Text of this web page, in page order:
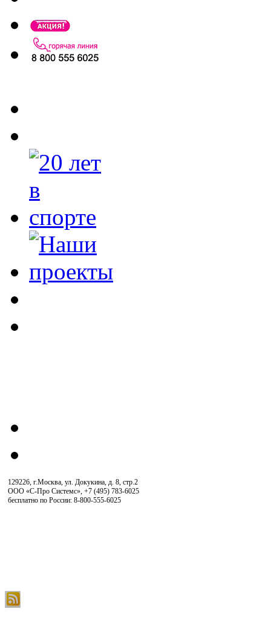
129226, г.Москва, ул. Докукина, д. 8, стр.2
ООО «С-Про Системс», +7 (495) 783-6025
бесплатно по России: 8-800-555-6025